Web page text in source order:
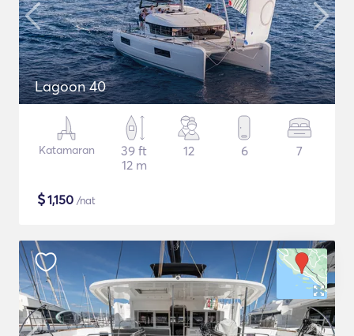
Lagoon 40
Katamaran
39 ft
12 m
12 6 7
$1,150 /nat